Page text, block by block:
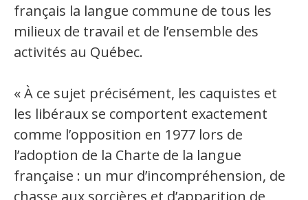
français la langue commune de tous les
milieux de travail et de l’ensemble des
activités au Québec.
« À ce sujet précisément, les caquistes et
les libéraux se comportent exactement
comme l’opposition en 1977 lors de
l’adoption de la Charte de la langue
française : un mur d’incompréhension, de
chasse aux sorcières et d’apparition de